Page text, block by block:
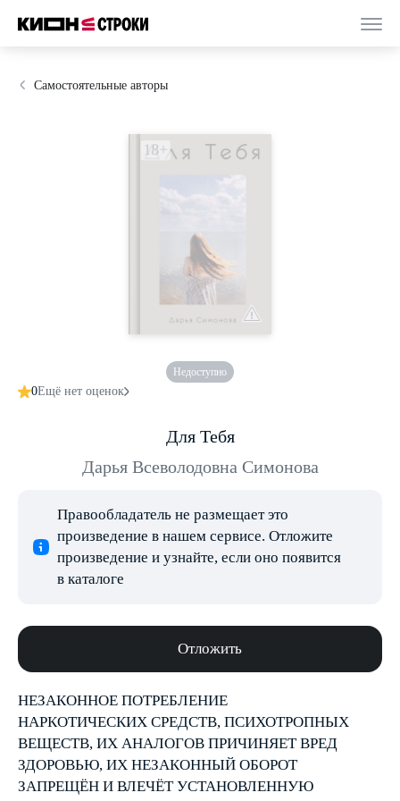
Самостоятельные авторы
Недоступно
0Ещё нет оценок
Для Тебя
Дарья Всеволодовна Симонова
Правообладатель не размещает это
произведение в нашем сервисе. Отложите
произведение и узнайте, если оно появится
в каталоге
Отложить
НЕЗАКОННОЕ ПОТРЕБЛЕНИЕ
НАРКОТИЧЕСКИХ СРЕДСТВ, ПСИХОТРОПНЫХ
ВЕЩЕСТВ, ИХ АНАЛОГОВ ПРИЧИНЯЕТ ВРЕД
ЗДОРОВЬЮ, ИХ НЕЗАКОННЫЙ ОБОРОТ
ЗАПРЕЩЁН И ВЛЕЧЁТ УСТАНОВЛЕННУЮ